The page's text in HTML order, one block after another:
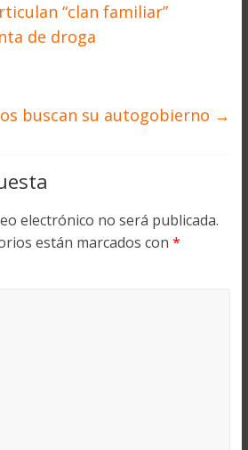
“clan familiar”
de droga
buscan su autogobierno →
electrónico no será publicada.
están marcados con *